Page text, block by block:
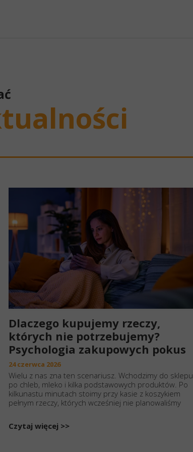
Dlaczego kupujemy rzeczy,
których nie potrzebujemy?
Psychologia zakupowych pokus
24 czerwca 2026
Wielu z nas zna ten scenariusz. Wchodzimy do sklepu
po chleb, mleko i kilka podstawowych produktów. Po
kilkunastu minutach stoimy przy kasie z koszykiem
pełnym rzeczy, których wcześniej nie planowaliśmy
Czytaj więcej >>